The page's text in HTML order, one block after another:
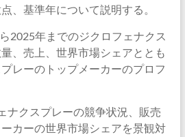
、基準年について説明する。
2025年までのジクロフェナクス
、売上、世界市場シェアととも
レーのトップメーカーのプロフ
ナクスプレーの競争状況、販売
カーの世界市場シェアを景観対